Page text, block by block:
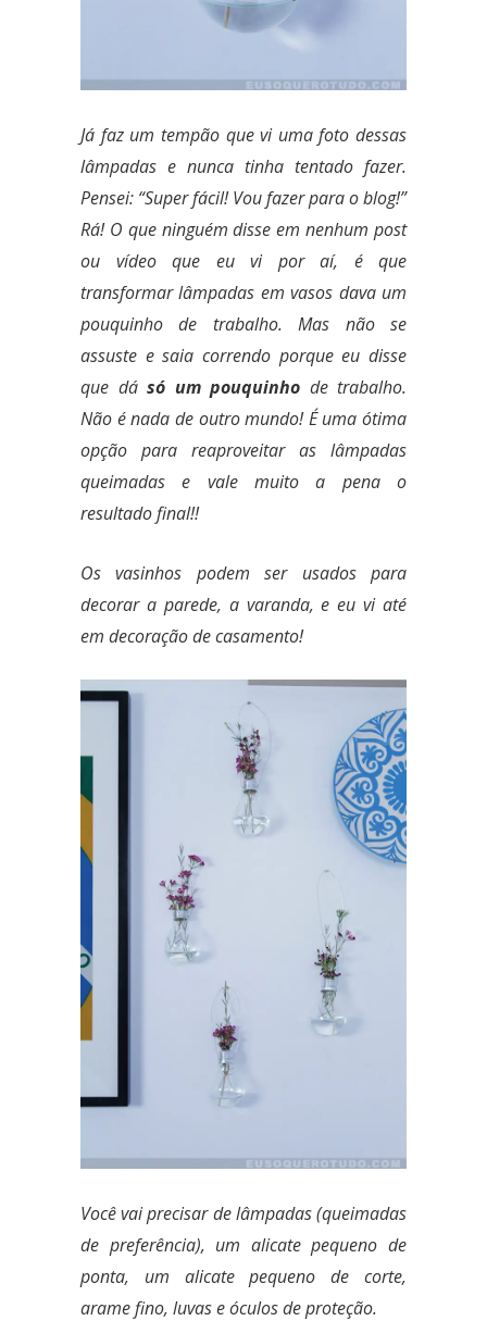
Já faz um tempão que vi uma foto dessas
lâmpadas e nunca tinha tentado fazer.
Pensei: “Super fácil! Vou fazer para o blog!”
Rá! O que ninguém disse em nenhum post
ou vídeo que eu vi por aí, é que
transformar lâmpadas em vasos dava um
pouquinho de trabalho. Mas não se
assuste e saia correndo porque eu disse
que dá só um pouquinho de trabalho.
Não é nada de outro mundo! É uma ótima
opção para reaproveitar as lâmpadas
queimadas e vale muito a pena o
resultado final!!
Os vasinhos podem ser usados para
decorar a parede, a varanda, e eu vi até
em decoração de casamento!
Você vai precisar de lâmpadas (queimadas
de preferência), um alicate pequeno de
ponta, um alicate pequeno de corte,
arame fino, luvas e óculos de proteção.